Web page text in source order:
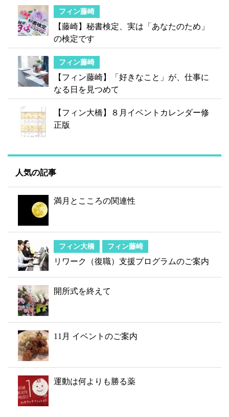
フィン藤崎
【藤崎】秘書検定、実は「あなたのため」
の検定です
フィン藤崎
【フィン藤崎】「好きなこと」が、仕事に
なる日を見つめて
【フィン大橋】８月イベントカレンダー修
正版
人気の記事
満月とこころの関連性
フィン大橋 フィン藤崎
リワーク（復職）支援プログラムのご案内
開所式を終えて
11月 イベントのご案内
運動は何よりも勝る薬